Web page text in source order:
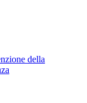
della